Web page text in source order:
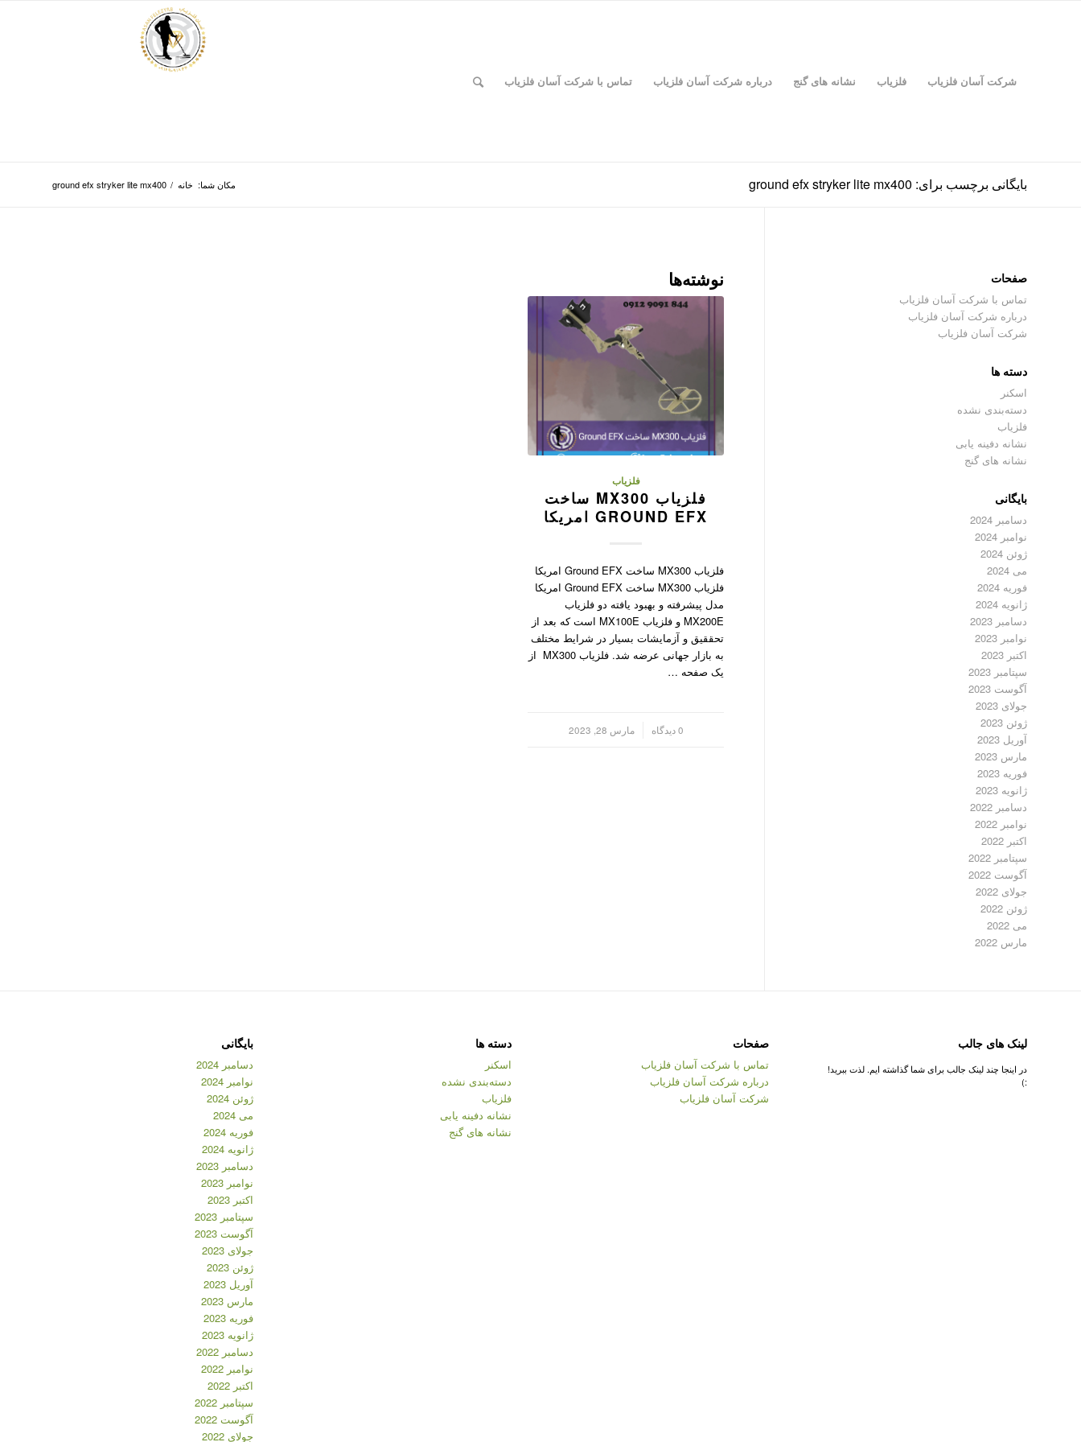
شرکت آسان فلزیاب فلزیاب نشانه های گنج درباره شرکت آسان فلزیاب تماس با شرکت آسان فلزیاب
بایگانی برچسب برای: ground efx stryker lite mx400 مکان شما: خانه /
ground efx stryker lite mx400
نوشته‌ها
فلزیاب
فلزیاب MX300 ساخت
GROUND EFX امریکا
فلزیاب MX300 ساخت Ground EFX امریکا
فلزیاب MX300 ساخت Ground EFX امریکا
مدل پیشرفته و بهبود یافته دو فلزیاب
MX200E و فلزیاب MX100E است که بعد از
تحققیق و آزمایشات بسیار در شرایط مختلف
به بازار جهانی عرضه شد. فلزیاب MX300 از
یک صفحه …
0 دیدگاه مارس 28, 2023
صفحات
تماس با شرکت آسان فلزیاب
درباره شرکت آسان فلزیاب
شرکت آسان فلزیاب
دسته ها
اسکنر
دسته‌بندی نشده
فلزیاب
نشانه دفینه یابی
نشانه های گنج
بایگانی
دسامبر 2024
نوامبر 2024
ژوئن 2024
می 2024
فوریه 2024
ژانویه 2024
دسامبر 2023
نوامبر 2023
اکتبر 2023
سپتامبر 2023
آگوست 2023
جولای 2023
ژوئن 2023
آوریل 2023
مارس 2023
فوریه 2023
ژانویه 2023
دسامبر 2022
نوامبر 2022
اکتبر 2022
سپتامبر 2022
آگوست 2022
جولای 2022
ژوئن 2022
می 2022
مارس 2022
لینک های جالب
در اینجا چند لینک جالب برای شما گذاشته ایم. لذت ببرید!
:)
صفحات
تماس با شرکت آسان فلزیاب
درباره شرکت آسان فلزیاب
شرکت آسان فلزیاب
دسته ها
اسکنر
دسته‌بندی نشده
فلزیاب
نشانه دفینه یابی
نشانه های گنج
بایگانی
دسامبر 2024
نوامبر 2024
ژوئن 2024
می 2024
فوریه 2024
ژانویه 2024
دسامبر 2023
نوامبر 2023
اکتبر 2023
سپتامبر 2023
آگوست 2023
جولای 2023
ژوئن 2023
آوریل 2023
مارس 2023
فوریه 2023
ژانویه 2023
دسامبر 2022
نوامبر 2022
اکتبر 2022
سپتامبر 2022
آگوست 2022
جولای 2022